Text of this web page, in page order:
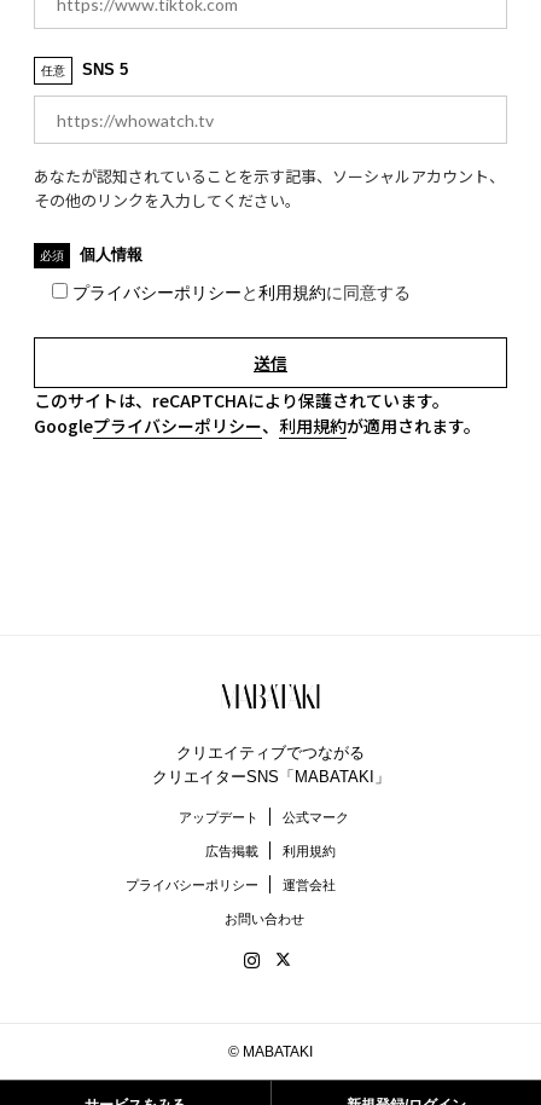
任意 SNS 5
あなたが認知されていることを示す記事、ソーシャルアカウント、
その他のリンクを入力してください。
必須 個人情報
プライバシーポリシーと利用規約に同意する
このサイトは、reCAPTCHAにより保護されています。
Googleプライバシーポリシー、利用規約が適用されます。
クリエイティブでつながる
クリエイターSNS「MABATAKI」
アップデート 公式マーク
広告掲載 利用規約
プライバシーポリシー 運営会社
お問い合わせ
© MABATAKI